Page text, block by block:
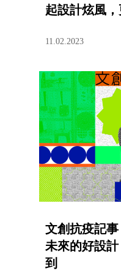
起設計炫風
11.02.2023
文創抗疫記
未來的好設
到